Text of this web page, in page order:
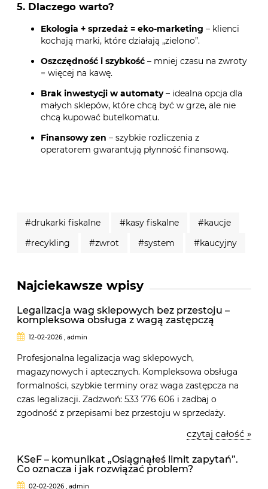
5. Dlaczego warto?
Ekologia + sprzedaż = eko-marketing – klienci
kochają marki, które działają „zielono”.
Oszczędność i szybkość – mniej czasu na zwroty
= więcej na kawę.
Brak inwestycji w automaty– idealna opcja dla
małych sklepów, które chcą być w grze, ale nie
chcą kupować butelkomatu.
Finansowy zen – szybkie rozliczenia z
operatorem gwarantują płynność finansową.
#drukarki fiskalne #kasy fiskalne
#kaucje
#recykling
#zwrot #system #kaucyjny
Najciekawsze wpisy
Legalizacja wag sklepowych bez przestoju –
kompleksowa obsługa z wagą zastępczą
12-02-2026 , admin
Profesjonalna legalizacja wag sklepowych,
magazynowych i aptecznych. Kompleksowa obsługa
formalności, szybkie terminy oraz waga zastępcza na
czas legalizacji. Zadzwoń: 533 776 606 i zadbaj o
zgodność z przepisami bez przestoju w sprzedaży.
czytaj całość »
KSeF – komunikat „Osiągnąłeś limit zapytań”.
Co oznacza i jak rozwiązać problem?
02-02-2026 , admin